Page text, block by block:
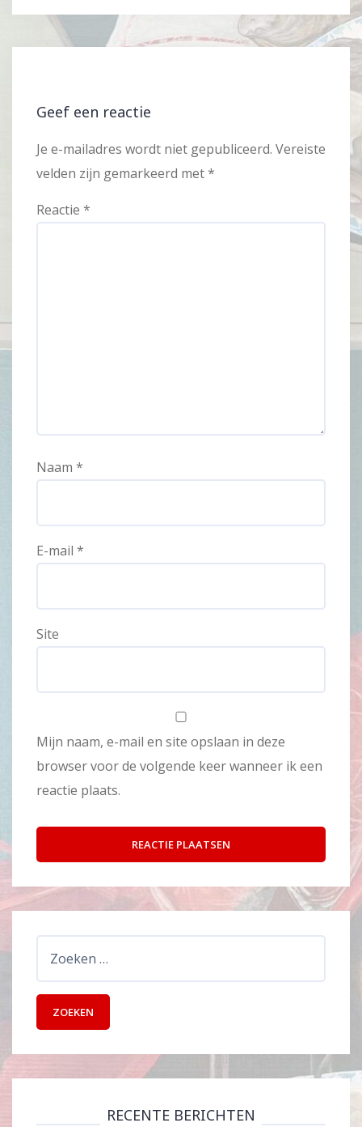
Geef een reactie
Je e-mailadres wordt niet gepubliceerd. Vereiste
velden zijn gemarkeerd met*
Reactie *
Naam *
E-mail *
Site
Mijn naam, e-mail en site opslaan in deze
browser voor de volgende keer wanneer ik een
reactie plaats.
RECENTE BERICHTEN